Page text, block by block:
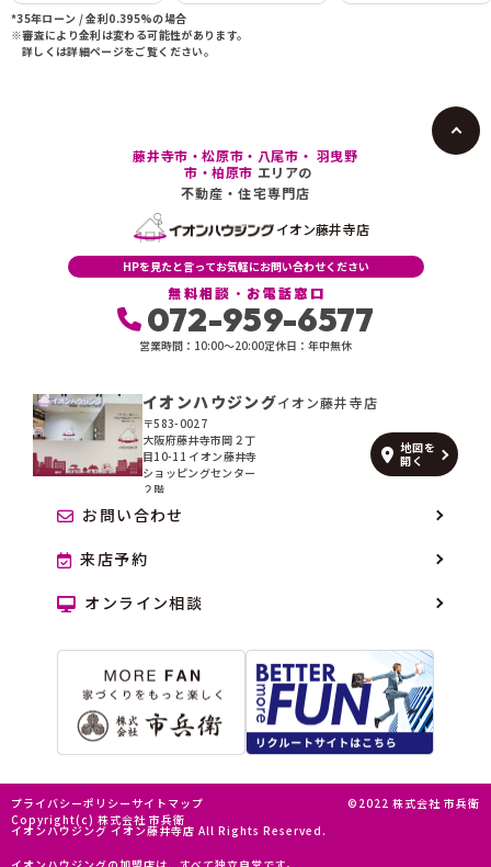
ペット可
*35年ローン / 金利0.395%の場合
※審査により金利は変わる可能性があります。
詳しくは詳細ページをご覧ください。
藤井寺市・松原市・八尾市・ 羽曳野
市・柏原市 エリアの
不動産・住宅専門店
イオン藤井寺店
HPを見たと言ってお気軽にお問い合わせください
無料相談・お電話窓口
072-959-6577
営業時間：10:00〜20:00定休日：年中無休
イオンハウジングイオン藤井寺店
〒583-0027
大阪府藤井寺市岡２丁
目10-11 イオン藤井寺
ショッピングセンター
２階
地図を
開く
お問い合わせ
来店予約
オンライン相談
プライバシーポリシー サイトマップ
©2022 株式会社 市兵衛
Copyright(c) 株式会社 市兵衛
イオンハウジング イオン藤井寺店 All Rights Reserved.